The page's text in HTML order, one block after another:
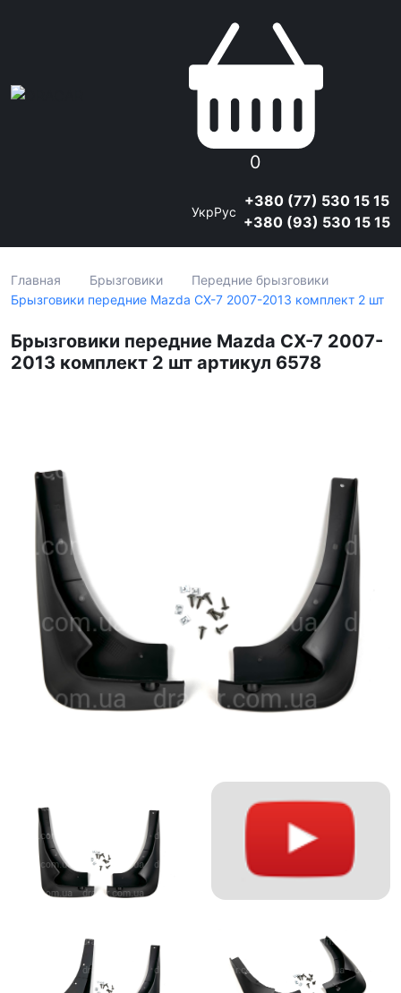
0
УкрРус
+380 (77) 530 15 15
+380 (93) 530 15 15
Главная Брызговики
Передние брызговики
Брызговики передние Mazda CX-7 2007-2013 комплект 2 шт
Брызговики передние Mazda CX-7 2007-
2013 комплект 2 шт артикул 6578